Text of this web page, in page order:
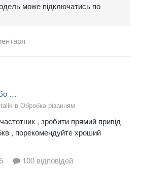
може підключатись по
…
в Обробка різанням
, зробити прямий привід
, порекомендуйте хроший
100 відповідей